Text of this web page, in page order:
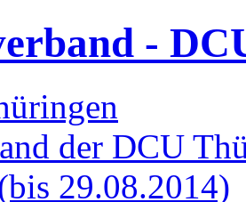
-
der DCU
29.08.2014)